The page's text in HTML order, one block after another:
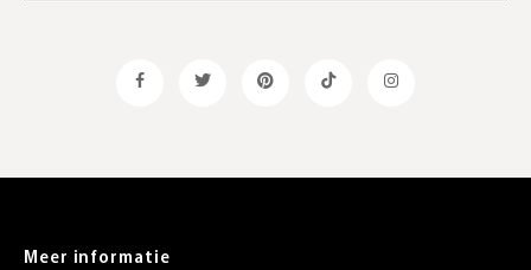
Meer informatie